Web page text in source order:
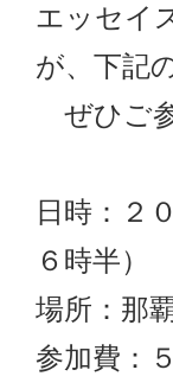
エッセイ
が、下記
ぜひご
日時：２
６時半）
場所：那
参加費：